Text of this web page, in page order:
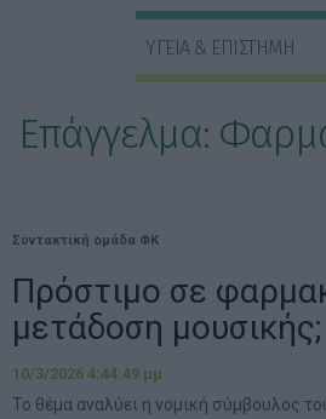
ΥΓΕΙΑ & ΕΠΙΣΤΗΜΗ
Επάγγελμα:
Συντακτική ομάδα ΦΚ
Πρόστιμο σε
μετάδοση μουσικής;
10/3/2026 4:44:49 μμ
Το θέμα αναλύει η νομική σύμβουλος